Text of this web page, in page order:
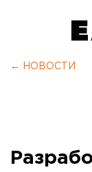
← НОВОСТИ